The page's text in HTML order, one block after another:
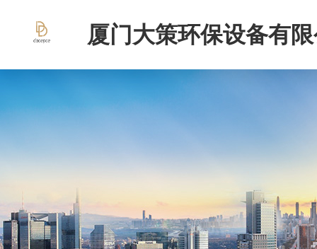
厦门大策环保设备有